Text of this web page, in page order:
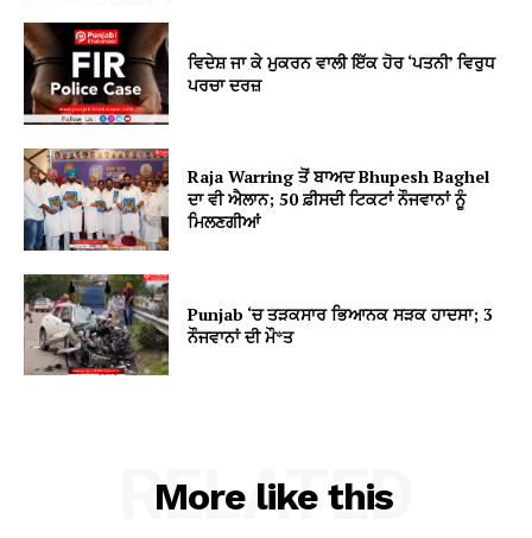
ਵਿਦੇਸ਼ ਜਾ ਕੇ ਮੁਕਰਨ ਵਾਲੀ ਇੱਕ ਹੋਰ ‘ਪਤਨੀ’ ਵਿਰੁਧ
ਪਰਚਾ ਦਰਜ਼
Raja Warring ਤੋਂ ਬਾਅਦ Bhupesh Baghel
ਦਾ ਵੀ ਐਲਾਨ; 50 ਫ਼ੀਸਦੀ ਟਿਕਟਾਂ ਨੌਜਵਾਨਾਂ ਨੂੰ
ਮਿਲਣਗੀਆਂ
Punjab ‘ਚ ਤੜਕਸਾਰ ਭਿਆਨਕ ਸੜਕ ਹਾਦਸਾ; 3
ਨੌਜਵਾਨਾਂ ਦੀ ਮੌ*ਤ
More like this
RELATED